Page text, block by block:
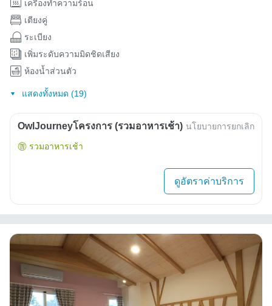
เครื่องทำความร้อน
เตียงคู่
ระเบียง
เพิ่มระดับความมิดชิดเสียง
ห้องน้ำส่วนตัว
แสดงทั้งหมด (19)
OwlJourneyโครงการ (รวมอาหารเช้า) นโยบายการยกเลิก
รวมอาหารเช้า
ดูอัตราค่าบริการ